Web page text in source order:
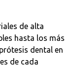
de alta
hasta los más
dental en
de cada